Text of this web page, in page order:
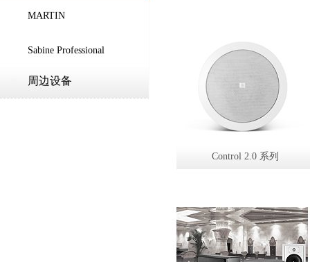
MARTIN
Sabine Professional
周边设备
Control 2.0 系列